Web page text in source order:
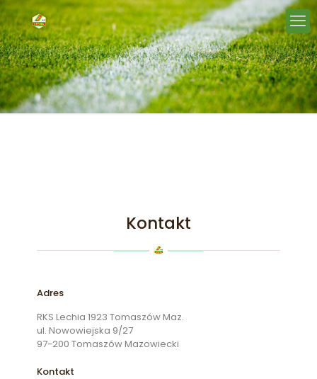
Kontakt
Adres
RKS Lechia 1923 Tomaszów Maz.
ul. Nowowiejska 9/27
97-200 Tomaszów Mazowiecki
Kontakt